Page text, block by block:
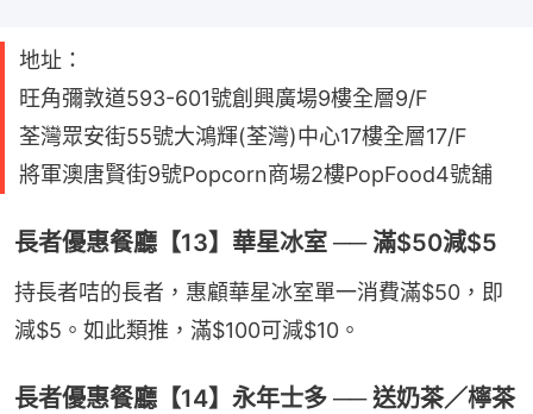
地址：
旺角彌敦道593-601號創興廣場9樓全層9/F
荃灣眾安街55號大鴻輝(荃灣)中心17樓全層17/F
將軍澳唐賢街9號Popcorn商場2樓PopFood4號舖
長者優惠餐廳【13】華星冰室 ── 滿$50減$5
持長者咭的長者，惠顧華星冰室單一消費滿$50，即
減$5。如此類推，滿$100可減$10。
長者優惠餐廳【14】永年士多 ── 送奶茶／檸茶